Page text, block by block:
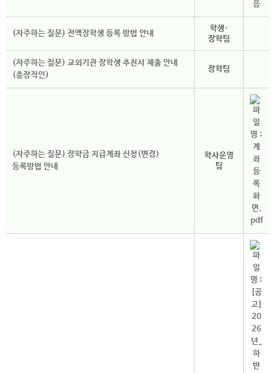
(자주하는 질문) 전액장학생 등록 방법 안내
학생·
장학팀
(자주하는 질문) 교외기관 장학생 추천서 제출 안내
(총장직인)
장학팀
(자주하는 질문) 장학금 지급계좌 신청(변경)
등록방법 안내
학사운영
팀